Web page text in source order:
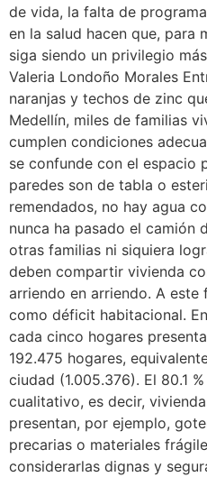
de vida, la falta de
en la salud hacen que, para
siga siendo un privilegio
Valeria Londoño Morales
naranjas y techos de zinc
Medellín, miles de familias
cumplen condiciones
se confunde con el espacio
paredes son de tabla o
remendados, no hay agua
nunca ha pasado el camión
otras familias ni siquiera
deben compartir vivienda
arriendo en arriendo. A este
como déficit habitacional.
cada cinco hogares
192.475 hogares,
ciudad (1.005.376). El 80.1
cualitativo, es decir,
presentan, por ejemplo,
precarias o materiales
considerarlas dignas y